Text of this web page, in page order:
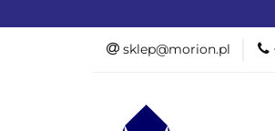
sklep@morion.pl